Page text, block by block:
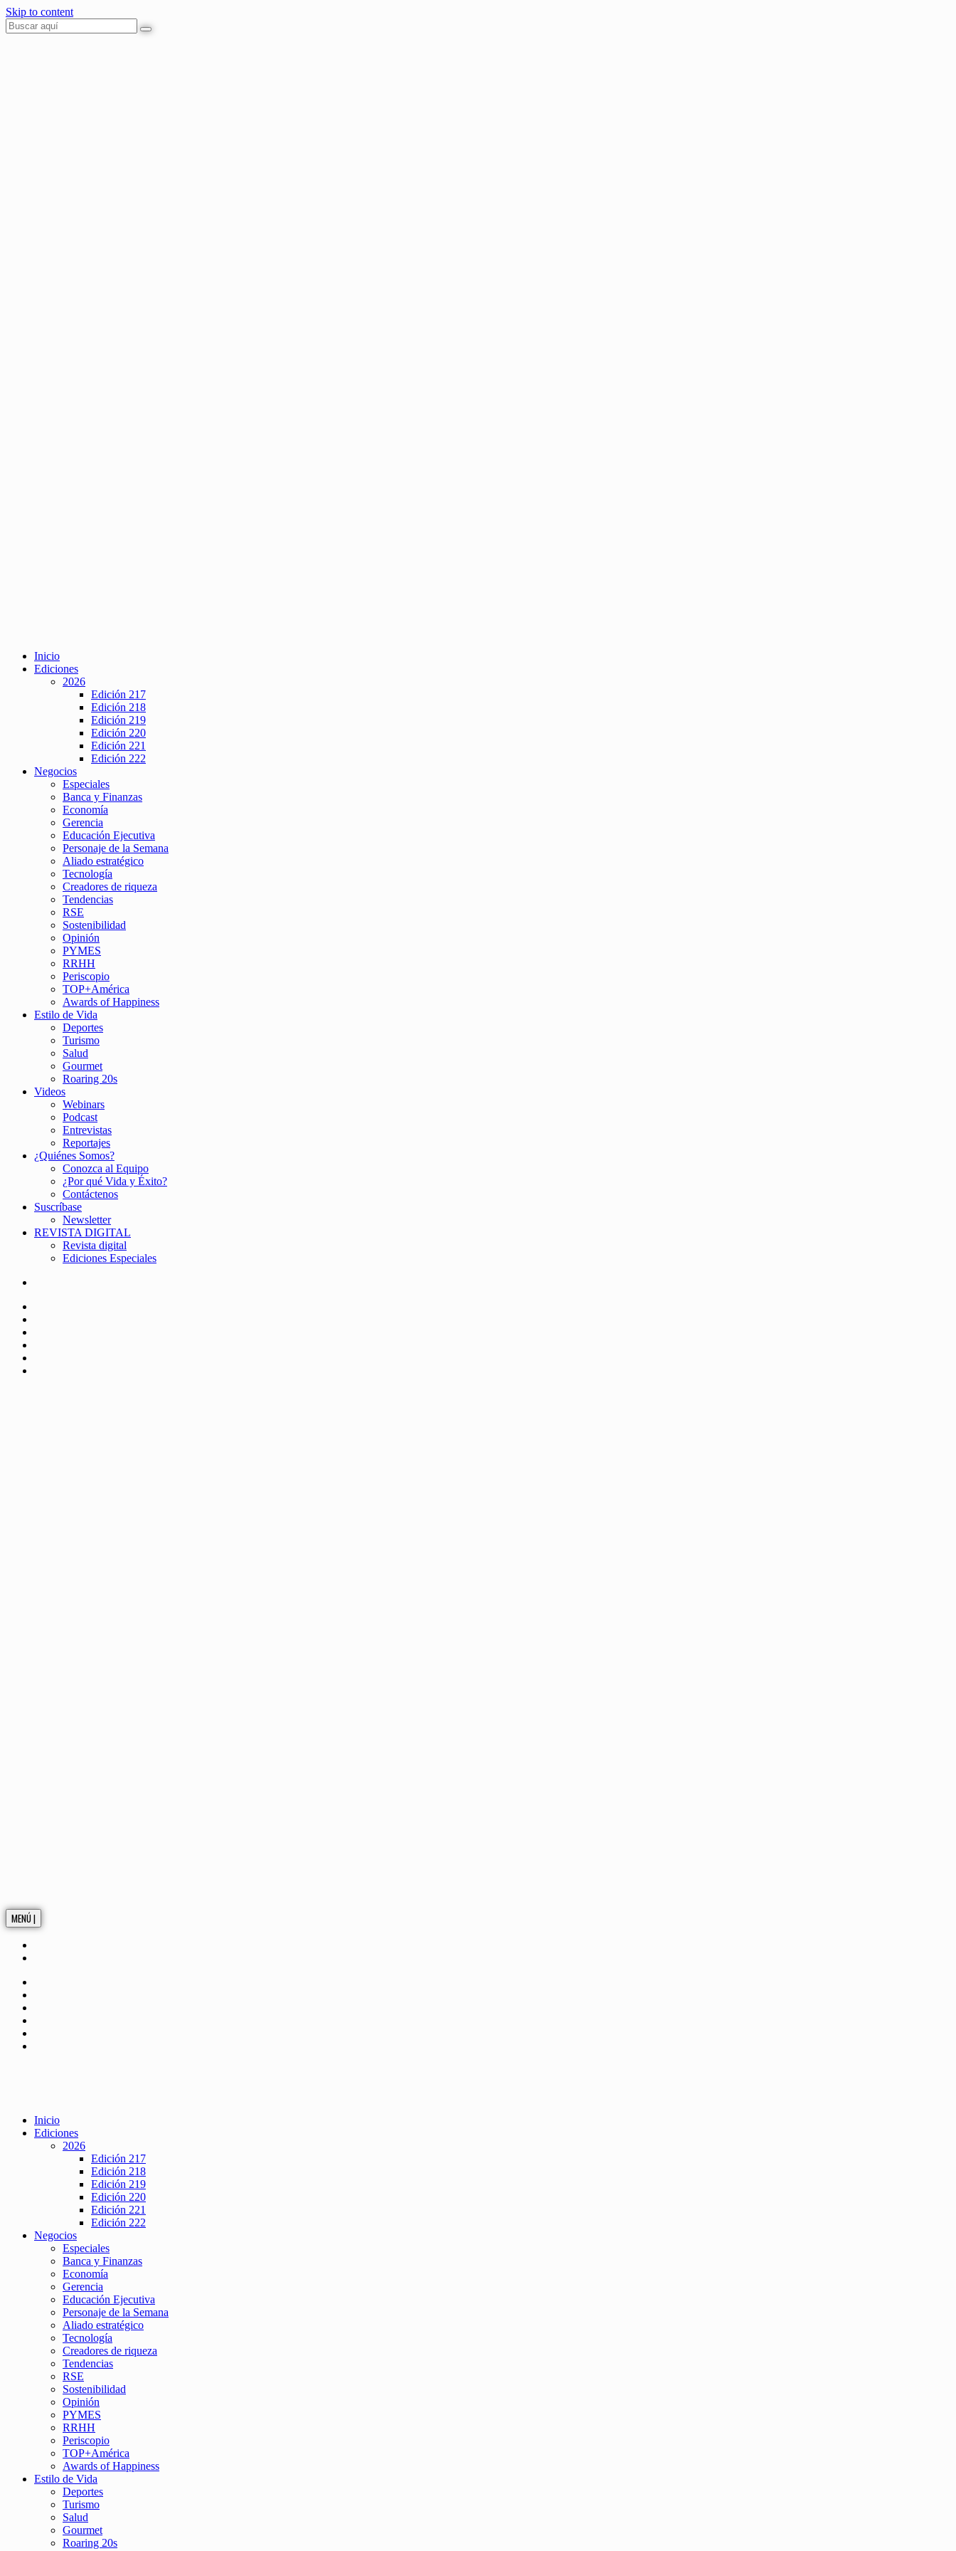
Skip to content
Inicio
Ediciones
2026
Edición 217
Edición 218
Edición 219
Edición 220
Edición 221
Edición 222
Negocios
Especiales
Banca y Finanzas
Economía
Gerencia
Educación Ejecutiva
Personaje de la Semana
Aliado estratégico
Tecnología
Creadores de riqueza
Tendencias
RSE
Sostenibilidad
Opinión
PYMES
RRHH
Periscopio
TOP+América
Awards of Happiness
Estilo de Vida
Deportes
Turismo
Salud
Gourmet
Roaring 20s
Videos
Webinars
Podcast
Entrevistas
Reportajes
¿Quiénes Somos?
Conozca al Equipo
¿Por qué Vida y Éxito?
Contáctenos
Suscríbase
Newsletter
REVISTA DIGITAL
Revista digital
Ediciones Especiales
MENÚ |
Inicio
Ediciones
2026
Edición 217
Edición 218
Edición 219
Edición 220
Edición 221
Edición 222
Negocios
Especiales
Banca y Finanzas
Economía
Gerencia
Educación Ejecutiva
Personaje de la Semana
Aliado estratégico
Tecnología
Creadores de riqueza
Tendencias
RSE
Sostenibilidad
Opinión
PYMES
RRHH
Periscopio
TOP+América
Awards of Happiness
Estilo de Vida
Deportes
Turismo
Salud
Gourmet
Roaring 20s